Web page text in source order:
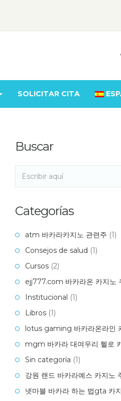
SOLICITAR CITA
Buscar
Categorías
atm 바카라카지노 관련주 (1)
Consejos de salud (1)
Cursos (2)
ejj777.com 바카라온 카지노
Institucional (1)
Libros (1)
lotus gaming 바카라온라인
mgm 바카라 대여우리 헬로
Sin categoría (1)
강원 랜드 바카라예스 카지노
넷마블 바카라 하는 법gta 카